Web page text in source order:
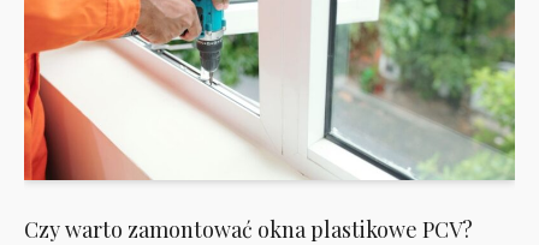
Czy warto zamontować okna plastikowe PCV?